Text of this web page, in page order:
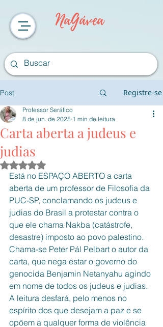
NaGávea
Post Registre-se
Carta aberta a judeus e
judias
Professor Seráfico
8 de jun. de 2025 1 min de leitura
Avaliado com NaN de 5 estrelas.
Está no ESPAÇO ABERTO a carta
aberta de um professor de Filosofia da
PUC-SP, conclamando os judeus e
judias do Brasil a protestar contra o
que ele chama Nakba (catástrofe,
desastre) imposto ao povo palestino.
Chama-se Peter Pál Pelbart o autor da
carta, que nega estar o governo do
genocida Benjamin Netanyahu agindo
em nome de todos os judeus e judias.
A leitura desfará, pelo menos no
espírito dos que desejam a paz e se
opõem a qualquer forma de violência